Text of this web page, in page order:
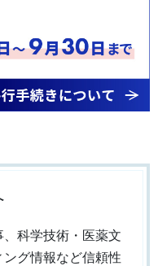
科学技術・医薬文
グ情報など信頼性